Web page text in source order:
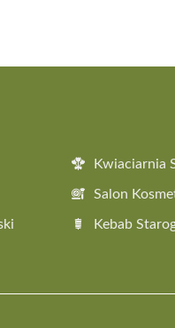
Kwiaciarnia
Salon
Kebab